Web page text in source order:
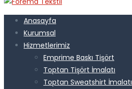
Anasayfa
Kurumsal
Hizmetlerimiz
Emprime Baskı Tişört
Toptan Tişört İmalatı
Toptan Sweatshirt İmalatı